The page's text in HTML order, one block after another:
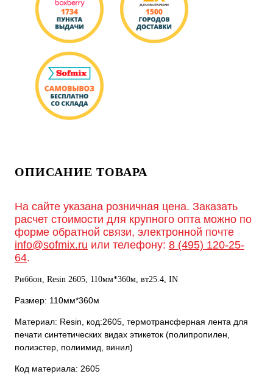
ОПИСАНИЕ ТОВАРА
На сайте указана розничная цена. Заказать
расчет стоимости для крупного опта можно по
форме обратной связи, электронной почте
info@sofmix.ru или телефону: 8 (495) 120-25-
64.
Риббон, Resin 2605, 110мм*360м, вт25.4, IN
Размер: 110мм*360м
Материал: Resin, код:2605, термотрансферная лента для
печати синтетических видах этикеток (полипропилен,
полиэстер, полиимид, винил)
Код материала: 2605